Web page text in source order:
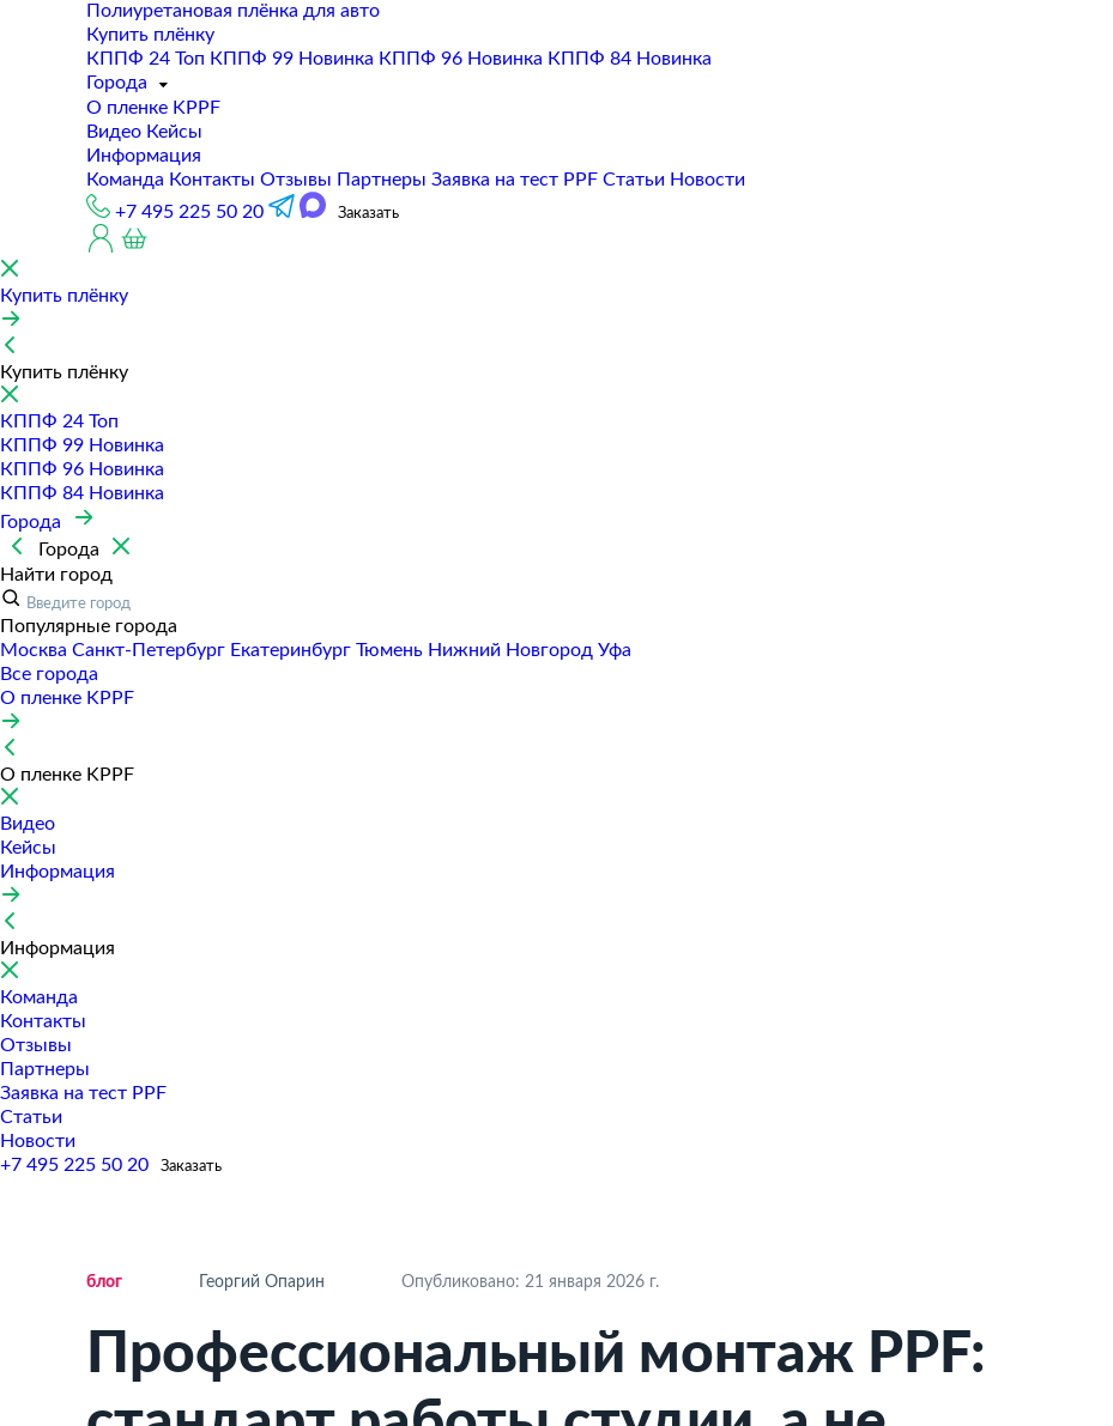
Полиуретановая плёнка для авто
Купить плёнку
КППФ 24 Топ КППФ 99 Новинка КППФ 96 Новинка КППФ 84 Новинка
Города
О пленке KPPF
Видео Кейсы
Информация
Команда Контакты Отзывы Партнеры Заявка на тест PPF Статьи Новости
+7 495 225 50 20
Заказать
Купить плёнку
Купить плёнку
КППФ 24 Топ
КППФ 99 Новинка
КППФ 96 Новинка
КППФ 84 Новинка
Города
Города
Найти город
Популярные города
Москва Санкт-Петербур Екатеринбур Тюмень Нижний Новгород Уфа
Все города
О пленке KPPF
О пленке KPPF
Видео
Кейсы
Информация
Информация
Команда
Контакты
Отзывы
Партнеры
Заявка на тест PPF
Статьи
Новости
+7 495 225 50 20
Заказать
ло Георгий Опарин Опубликовано: 21 января 2026 г.
Профессиональный монтаж PPF: